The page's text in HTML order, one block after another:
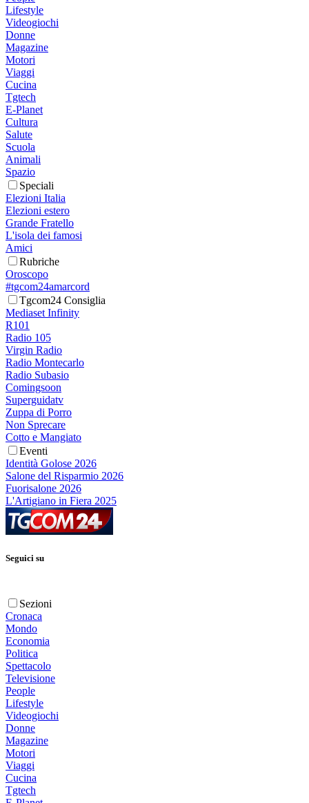
Lifestyle
Videogiochi
Donne
Magazine
Motori
Viaggi
Cucina
Tgtech
E-Planet
Cultura
Salute
Scuola
Animali
Spazio
Speciali
Elezioni Italia
Elezioni estero
Grande Fratello
L'isola dei famosi
Amici
Rubriche
Oroscopo
#tgcom24amarcord
Tgcom24 Consiglia
Mediaset Infinity
R101
Radio 105
Virgin Radio
Radio Montecarlo
Radio Subasio
Comingsoon
Superguidatv
Zuppa di Porro
Non Sprecare
Cotto e Mangiato
Eventi
Identità Golose 2026
Salone del Risparmio 2026
Fuorisalone 2026
L'Artigiano in Fiera 2025
Seguici su
Sezioni
Cronaca
Mondo
Economia
Politica
Spettacolo
Televisione
People
Lifestyle
Videogiochi
Donne
Magazine
Motori
Viaggi
Cucina
Tgtech